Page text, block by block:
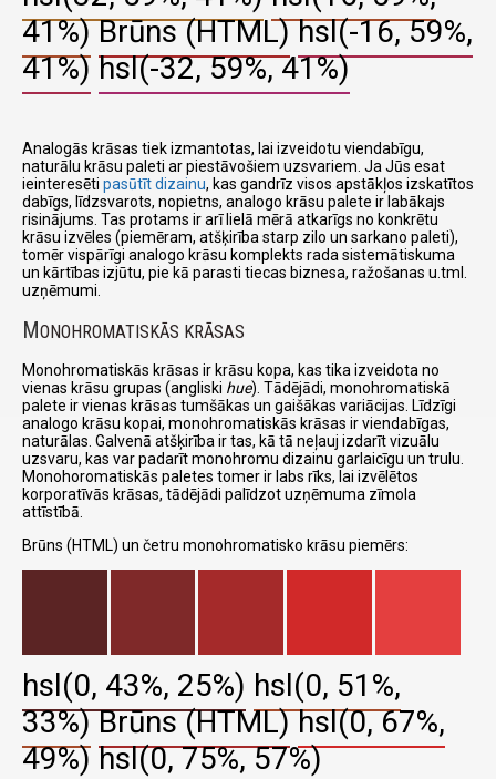
41%) Brūns (HTML) hsl(-16, 59%,
41%) hsl(-32, 59%, 41%)
Analogās krāsas tiek izmantotas, lai izveidotu viendabīgu,
naturālu krāsu paleti ar piestāvošiem uzsvariem. Ja Jūs esat
ieinteresēti pasūtīt dizainu, kas gandrīz visos apstākļos izskatītos
dabīgs, līdzsvarots, nopietns, analogo krāsu palete ir labākajs
risinājums. Tas protams ir arī lielā mērā atkarīgs no konkrētu
krāsu izvēles (piemēram, atšķirība starp zilo un sarkano paleti),
tomēr vispārīgi analogo krāsu komplekts rada sistemātiskuma
un kārtības izjūtu, pie kā parasti tiecas biznesa, ražošanas u.tml.
uzņēmumi.
MONOHROMATISKĀS KRĀSAS
Monohromatiskās krāsas ir krāsu kopa, kas tika izveidota no
vienas krāsu grupas (angliski hue). Tādējādi, monohromatiskā
palete ir vienas krāsas tumšākas un gaišākas variācijas. Līdzīgi
analogo krāsu kopai, monohromatiskās krāsas ir viendabīgas,
naturālas. Galvenā atšķirība ir tas, kā tā neļauj izdarīt vizuālu
uzsvaru, kas var padarīt monohromu dizainu garlaicīgu un trulu.
Monohoromatiskās paletes tomer ir labs rīks, lai izvēlētos
korporatīvās krāsas, tādējādi palīdzot uzņēmuma zīmola
attīstībā.
Brūns (HTML) un četru monohromatisko krāsu piemērs:
hsl(0, 43%, 25%) hsl(0, 51%,
33%) Brūns (HTML) hsl(0, 67%,
49%) hsl(0, 75%, 57%)